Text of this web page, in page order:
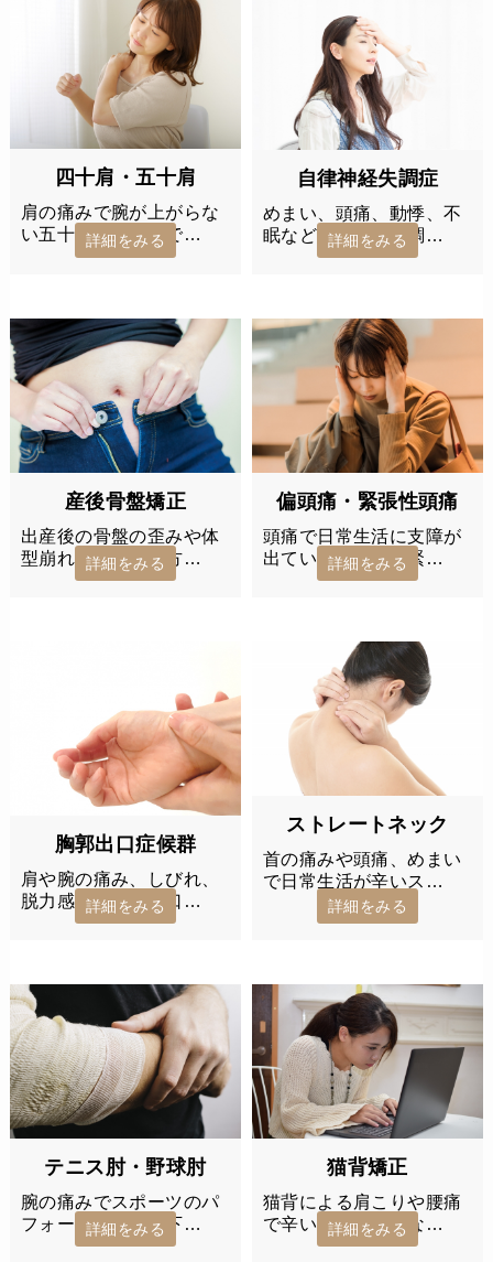
四十肩・五十肩
肩の痛みで腕が上がらな
い五十肩・四十肩で…
詳細をみる
自律神経失調症
めまい、頭痛、動悸、不
眠など自律神経失調…
詳細をみる
産後骨盤矯正
出産後の骨盤の歪みや体
型崩れにお悩みの方…
詳細をみる
偏頭痛・緊張性頭痛
頭痛で日常生活に支障が
出ている偏頭痛・緊…
詳細をみる
胸郭出口症候群
肩や腕の痛み、しびれ、
脱力感など胸郭出口…
詳細をみる
ストレートネック
首の痛みや頭痛、めまい
で日常生活が辛いス…
詳細をみる
テニス肘・野球肘
腕の痛みでスポーツのパ
フォーマンスが低下…
詳細をみる
猫背矯正
猫背による肩こりや腰痛
で辛い…そんなあな…
詳細をみる